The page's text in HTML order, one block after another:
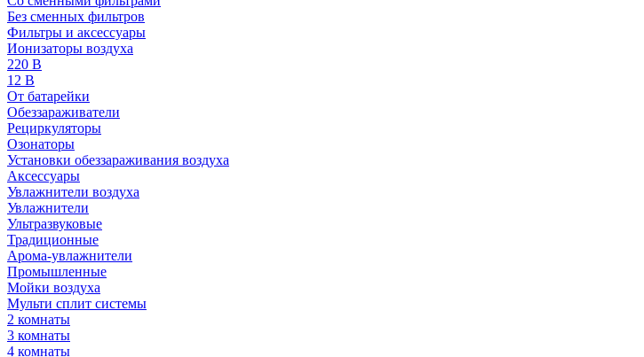
Без сменных фильтров
Фильтры и аксессуары
Ионизаторы воздуха
220 В
12 В
От батарейки
Обеззараживатели
Рециркуляторы
Озонаторы
Установки обеззараживания воздуха
Аксессуары
Увлажнители воздуха
Увлажнители
Ультразвуковые
Традиционные
Арома-увлажнители
Промышленные
Мойки воздуха
Мульти сплит системы
2 комнаты
3 комнаты
4 комнаты